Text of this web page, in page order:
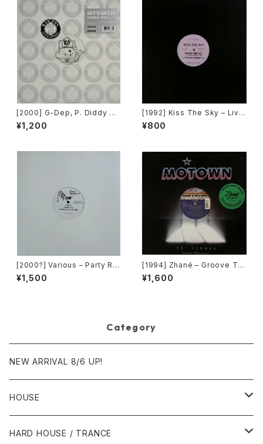
[2000] G-Dep, P. Diddy &
Black Rob – Let's Get It [B
ad Boy Entertainment]
¥1,200
[1992] Kiss The Sky – Livin
g For You / Voodoo Chile /
What Does It Take? / Don't
¥800
[2000?] Various – Party Re
mixers Volume 5 [OPR]
¥1,500
[1994] Zhané – Groove Th
ang (Remix) [Motown][在庫
B]
¥1,600
Category
NEW ARRIVAL 8/6 UP!
HOUSE
1980年代
HARD HOUSE / TRANCE